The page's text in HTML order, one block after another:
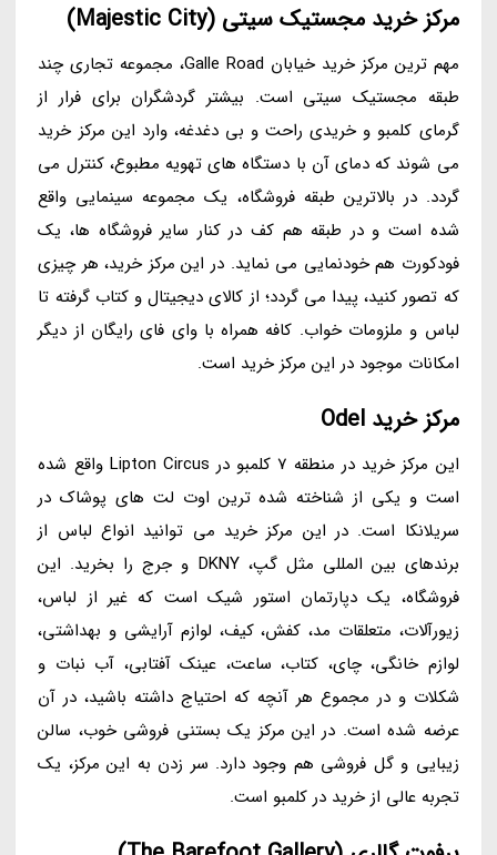
مرکز خرید مجستیک سیتی (Majestic City)
مهم ترین مرکز خرید خیابان Galle Road، مجموعه تجاری چند
طبقه مجستیک سیتی است. بیشتر گردشگران برای فرار از
گرمای کلمبو و خریدی راحت و بی دغدغه، وارد این مرکز خرید
می شوند که دمای آن با دستگاه های تهویه مطبوع، کنترل می
گردد. در بالاترین طبقه فروشگاه، یک مجموعه سینمایی واقع
شده است و در طبقه هم کف در کنار سایر فروشگاه ها، یک
فودکورت هم خودنمایی می نماید. در این مرکز خرید، هر چیزی
که تصور کنید، پیدا می گردد؛ از کالای دیجیتال و کتاب گرفته تا
لباس و ملزومات خواب. کافه همراه با وای فای رایگان از دیگر
امکانات موجود در این مرکز خرید است.
مرکز خرید Odel
این مرکز خرید در منطقه 7 کلمبو در Lipton Circus واقع شده
است و یکی از شناخته شده ترین اوت لت های پوشاک در
سریلانکا است. در این مرکز خرید می توانید انواع لباس از
برندهای بین المللی مثل گپ، DKNY و جرج را بخرید. این
فروشگاه، یک دپارتمان استور شیک است که غیر از لباس،
زیورآلات، متعلقات مد، کفش، کیف، لوازم آرایشی و بهداشتی،
لوازم خانگی، چای، کتاب، ساعت، عینک آفتابی، آب نبات و
شکلات و در مجموع هر آنچه که احتیاج داشته باشید، در آن
عرضه شده است. در این مرکز یک بستنی فروشی خوب، سالن
زیبایی و گل فروشی هم وجود دارد. سر زدن به این مرکز، یک
تجربه عالی از خرید در کلمبو است.